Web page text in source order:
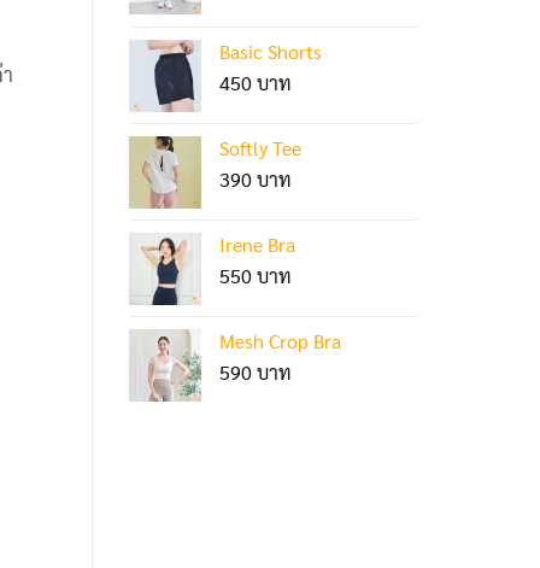
Basic Shorts
450
Softly Tee
390
Irene Bra
550
Mesh Crop Bra
590